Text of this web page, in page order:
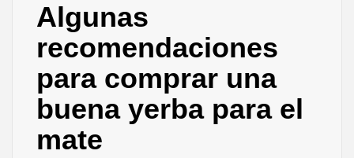
Algunas
recomendaciones
para comprar una
buena yerba para el
mate